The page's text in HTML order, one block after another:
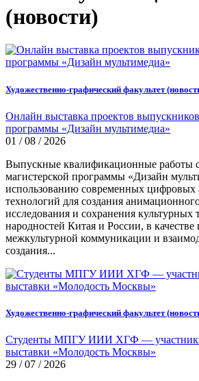
(новости)
Художественно-графический факультет
Онлайн выставка проектов
программы «Дизайн мультимедиа»
01 / 08 / 2026
Выпускные квалификационные работы
магистерской программы «Дизайн
использованию современных цифровых
технологий для создания
исследования и сохранения культурных
народностей Китая и России, в качестве
межкультурной коммуникации и
создания...
Художественно-графический факультет
Студенты МПГУ ИИИ ХГФ —
выставки «Молодость Москвы»
29 / 07 / 2026